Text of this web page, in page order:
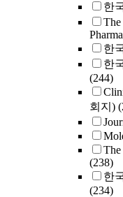
한
한
한
(244)
회지)
(238)
한
(234)